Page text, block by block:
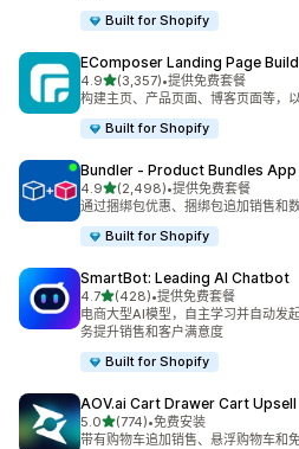
Built for Shopify
EComposer Landing Page
4.9星（满分 5 星）
(3,357)
总共 3357 条评论
•提供免费套餐
构建主页、产品页面、博客页面等，以
Built for Shopify
Bundler ‑ Product Bundles App
4.9星（满分 5 星）
(2,498)
总共 2498 条评论
•提供免费套餐
通过捆绑包优惠、捆绑包追加销售和
Built for Shopify
SmartBot: Leading AI Chatbot
4.7星（满分 5 星）
(428)
总共 428 条评论
•提供免费套餐
电商大型AI模型，自主学习并自动发
务提升销售和客户满意度
Built for Shopify
AOV.ai Cart Drawer Cart Upsell
5.0星（满分 5 星）
(774)
总共 774 条评论
•免费安装
带有购物车追加销售、悬浮购物车和